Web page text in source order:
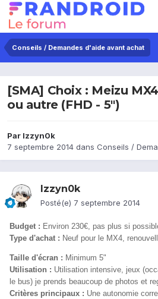
Conseils / Demandes d'aide avant achat
[SMA] Choix : Meizu
ou autre (FHD - 5")
Par Izzyn0k
7 septembre 2014 dans Conseils /
Izzyn0k
Posté(e) 7 septembre 2014
Budget : Environ 230€, pas plus si
Type d'achat : Neuf pour le MX4,
Taille d'écran : Minimum 5"
Utilisation : Utilisation intensive, jeux
le bus) je prends beaucoup de photos et
Critères principaux : Une autonomie